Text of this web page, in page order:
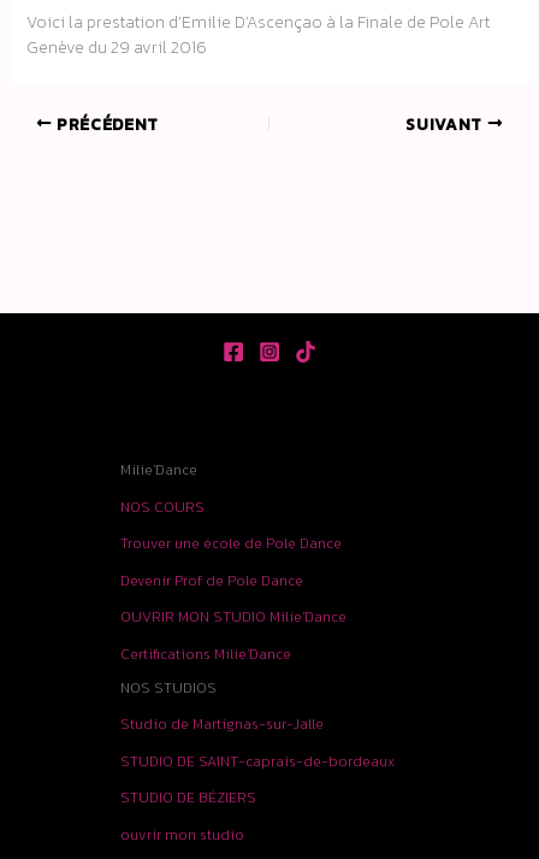
Voici la prestation d’Emilie D’Ascençao à la Finale de Pole Art
Genève du 29 avril 2016
PRÉCÉDENT SUIVANT
Milie'Dance
NOS COURS
Trouver une école de Pole Dance
Devenir Prof de Pole Dance
OUVRIR MON STUDIO Milie'Dance
Certifications Milie'Dance
NOS STUDIOS
Studio de Martignas-sur-Jalle
STUDIO DE SAINT-caprais-de-bordeaux
STUDIO DE BÉZIERS
ouvrir mon studio